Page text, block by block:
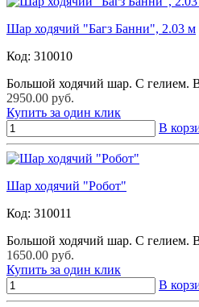
Шар ходячий "Багз Банни", 2.03 м
Код: 310010
Большой ходячий шар. С гелием.
2950.00 руб.
Купить за один клик
В
Шар ходячий "Робот"
Код: 310011
Большой ходячий шар. С гелием.
1650.00 руб.
Купить за один клик
В